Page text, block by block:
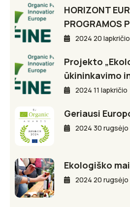
HORIZONT
PROGRAMOS
2024 20 lapkričio
Projekto
ūkininkavimo
2024 11 lapkričio
Geriausi
2024 30 rugsėjo
Ekologiško
2024 20 rugsėjo